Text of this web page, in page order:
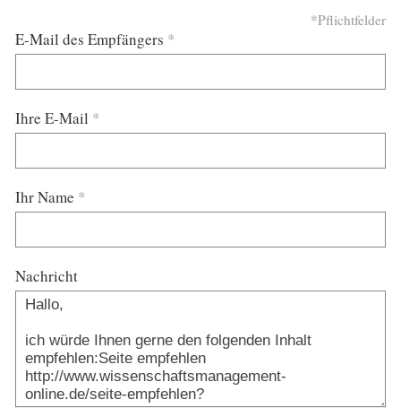
*Pflichtfelder
E-Mail des Empfängers *
Ihre E-Mail *
Ihr Name *
Nachricht